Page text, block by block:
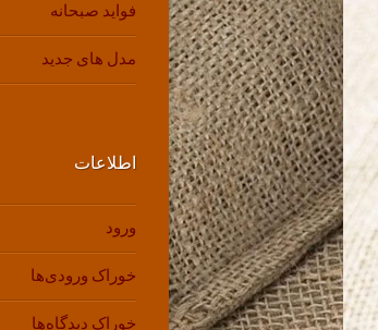
فواید صبحانه
مدل های جدید
اطلاعات
ورود
خوراک ورودی‌ها
خوراک دیدگاه‌ها